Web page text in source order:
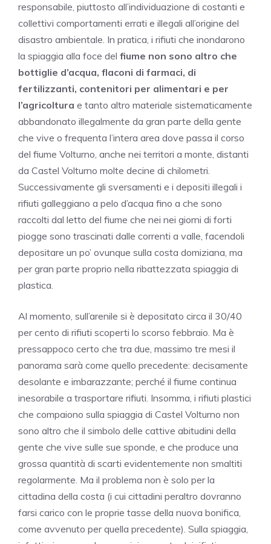
responsabile, piuttosto all’individuazione di costanti e
collettivi comportamenti errati e illegali all’origine del
disastro ambientale. In pratica, i rifiuti che inondarono
la spiaggia alla foce del fiume non sono altro che
bottiglie d’acqua, flaconi di farmaci, di
fertilizzanti, contenitori per alimentari e per
l’agricoltura e tanto altro materiale sistematicamente
abbandonato illegalmente da gran parte della gente
che vive o frequenta l’intera area dove passa il corso
del fiume Volturno, anche nei territori a monte, distanti
da Castel Volturno molte decine di chilometri.
Successivamente gli sversamenti e i depositi illegali i
rifiuti galleggiano a pelo d’acqua fino a che sono
raccolti dal letto del fiume che nei nei giorni di forti
piogge sono trascinati dalle correnti a valle, facendoli
depositare un po’ ovunque sulla costa domiziana, ma
per gran parte proprio nella ribattezzata spiaggia di
plastica.
Al momento, sull’arenile si è depositato circa il 30/40
per cento di rifiuti scoperti lo scorso febbraio. Ma è
pressappoco certo che tra due, massimo tre mesi il
panorama sarà come quello precedente: decisamente
desolante e imbarazzante; perché il fiume continua
inesorabile a trasportare rifiuti. Insomma, i rifiuti plastici
che compaiono sulla spiaggia di Castel Volturno non
sono altro che il simbolo delle cattive abitudini della
gente che vive sulle sue sponde, e che produce una
grossa quantità di scarti evidentemente non smaltiti
regolarmente. Ma il problema non è solo per la
cittadina della costa (i cui cittadini peraltro dovranno
farsi carico con le proprie tasse della nuova bonifica,
come avvenuto per quella precedente). Sulla spiaggia,